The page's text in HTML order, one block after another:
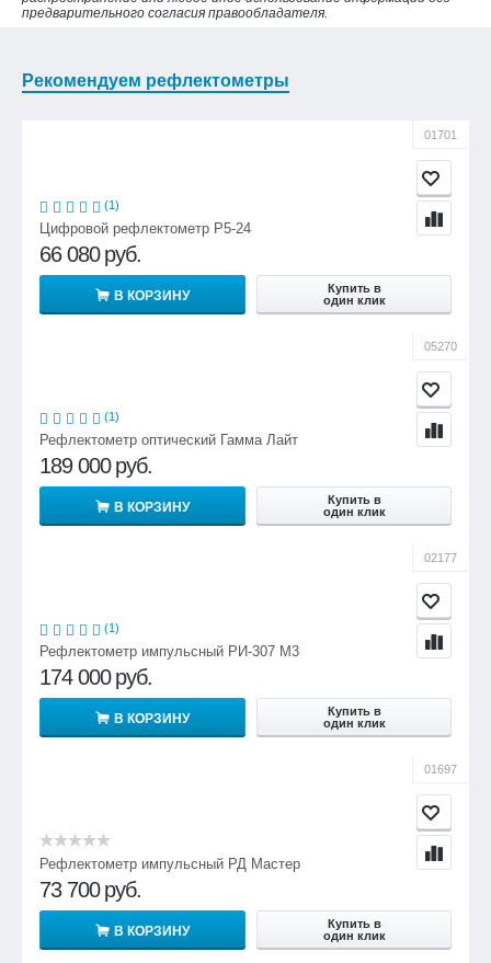
предварительного согласия правообладателя.
Рекомендуем рефлектометры
01701
(1)
Цифровой рефлектометр Р5-24
66 080 руб.
В КОРЗИНУ
Купить в
один клик
05270
(1)
Рефлектометр оптический Гамма Лайт
189 000 руб.
В КОРЗИНУ
Купить в
один клик
02177
(1)
Рефлектометр импульсный РИ-307 М3
174 000 руб.
В КОРЗИНУ
Купить в
один клик
01697
Рефлектометр импульсный РД Мастер
73 700 руб.
В КОРЗИНУ
Купить в
один клик